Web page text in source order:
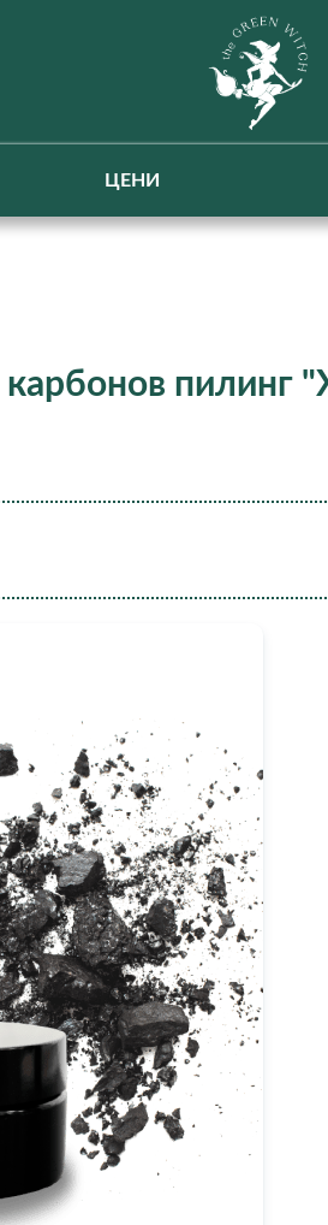
ЦЕНИ
пилинг